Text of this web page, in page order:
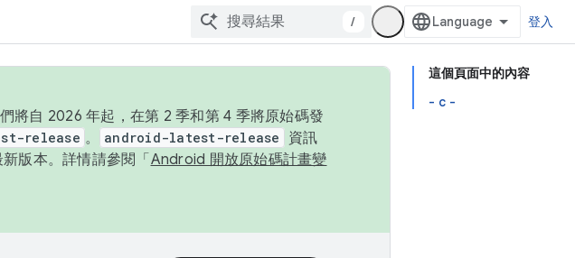
/ 登入
這個頁面中的內容
- c -
將自 2026 年起，在第 2 季和第 4 季將原始碼發
release 。 android-latest-release
資訊
版本。詳情請參閱「 Android 開放原始碼計畫變